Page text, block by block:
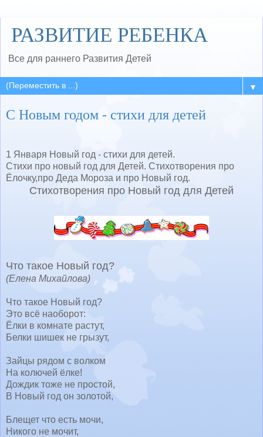
РАЗВИТИЕ РЕБЕНКА
Все для раннего Развития Детей
▼
С Новым годом - стихи для детей
1 Января Новый год - стихи для детей.
Стихи про новый год для Детей. Стихотворения про
Ёлочку,про Деда Мороза и про Новый год.
Стихотворения про Новый год для Детей
Что такое Новый год?
(Елена Михайлова)
Что такое Новый год?
Это всё наоборот:
Ёлки в комнате растут,
Белки шишек не грызут,
Зайцы рядом с волком
На колючей ёлке!
Дождик тоже не простой,
В Новый год он золотой,
Блещет что есть мочи,
Никого не мочит,